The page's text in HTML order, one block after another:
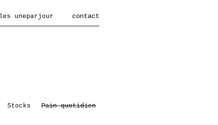
les uneparjour contact
Stocks Pain quotidien